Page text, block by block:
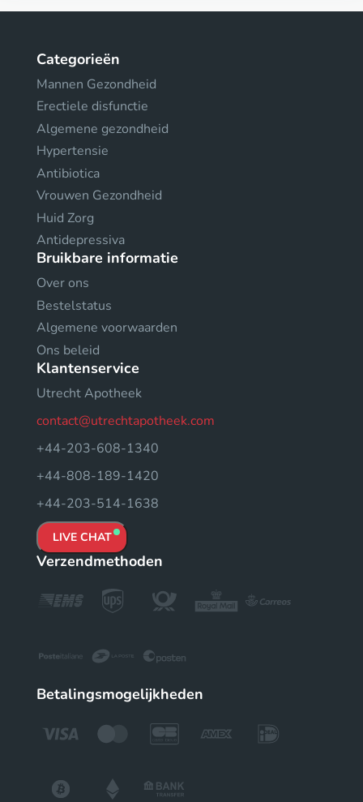
Categorieën
Mannen Gezondheid
Erectiele disfunctie
Algemene gezondheid
Hypertensie
Antibiotica
Vrouwen Gezondheid
Huid Zorg
Antidepressiva
Bruikbare informatie
Over ons
Bestelstatus
Algemene voorwaarden
Ons beleid
Klantenservice
Utrecht Apotheek
contact@utrechtapotheek.com
+44-203-608-1340
+44-808-189-1420
+44-203-514-1638
LIVE CHAT
Verzendmethoden
Betalingsmogelijkheden